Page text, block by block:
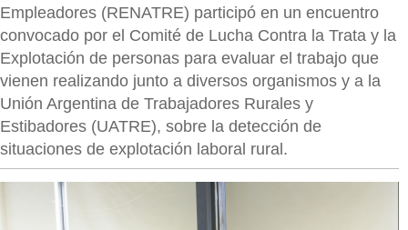
Empleadores (RENATRE) participó en un encuentro
convocado por el Comité de Lucha Contra la Trata y la
Explotación de personas para evaluar el trabajo que
vienen realizando junto a diversos organismos y a la
Unión Argentina de Trabajadores Rurales y
Estibadores (UATRE), sobre la detección de
situaciones de explotación laboral rural.